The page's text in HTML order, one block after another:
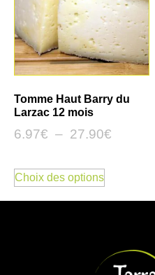
Tomme Haut Barry du
Larzac 12 mois
6.97€ – 27.90€
Choix des options